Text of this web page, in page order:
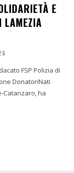
E
LAMEZIA
FSP Polizia di
DonatoriNati
Catanzaro, ha